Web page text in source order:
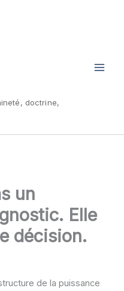
doctrine,
un
Elle
décision.
de la puissance